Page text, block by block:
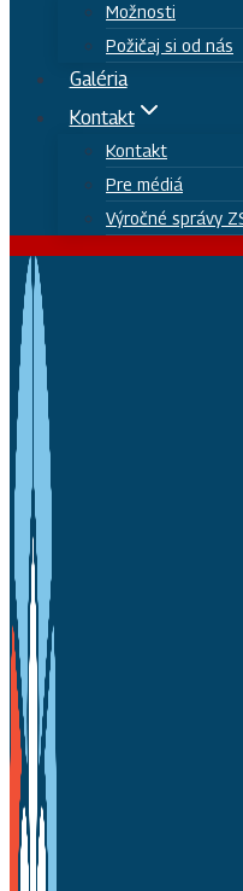
Možnosti
Požičaj si od nás
Galéria
Kontakt
Kontakt
Pre médiá
Výročné správy